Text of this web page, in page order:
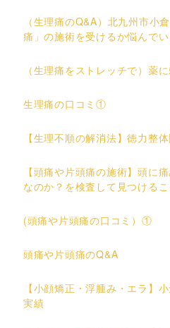
（生理痛のQ&A）北九州市小
痛」の施術を受けるか悩んでい
（生理痛をストレッチで）薬
生理痛の口コミ①
【生理不順の解消法】徳力整
【頭痛や片頭痛の施術】頭に
なのか？を検査して見つける
(頭痛や片頭痛の口コミ）①
頭痛や片頭痛のQ&A
【小顔矯正・浮腫み・エラ】
実績